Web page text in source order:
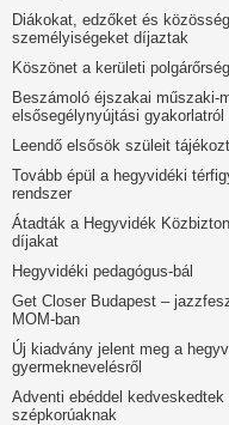
Diákokat, edzőket és
személyiségeket díjaztak
Köszönet a kerületi
Beszámoló éjszakai műszaki-
elsősegélynyújtási gyakorlatról
Leendő elsősök szüleit
Tovább épül a hegyvidéki
rendszer
Átadták a Hegyvidék
díjakat
Hegyvidéki pedagógus-bál
Get Closer Budapest –
MOM-ban
Új kiadvány jelent meg a
gyermeknevelésről
Adventi ebéddel kedveskedtek
szépkorúaknak